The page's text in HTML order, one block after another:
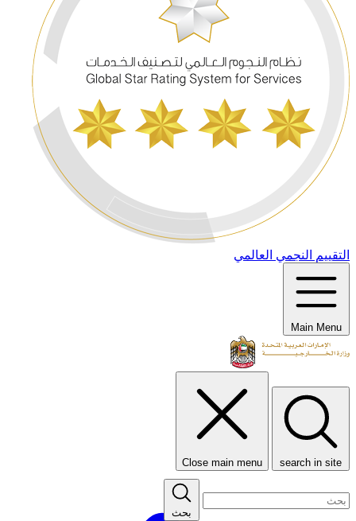
التقييم النجمي العالمي
Main Menu
search in site
Close main menu
بحث